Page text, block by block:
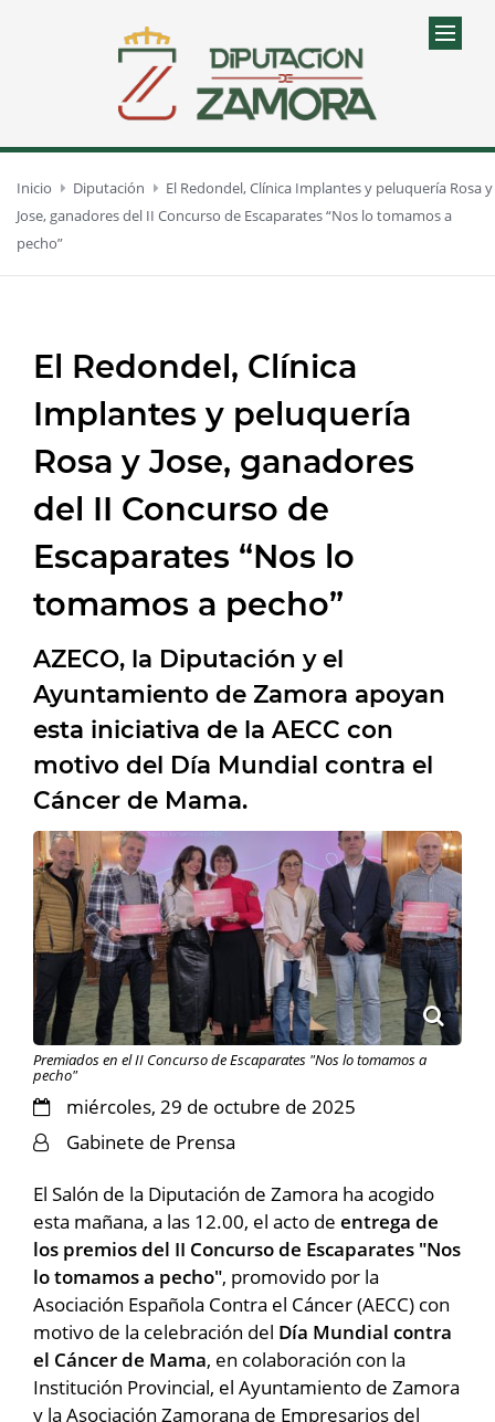
Inicio Diputación
El Redondel, Clínica Implantes y peluquería Rosa y
Jose, ganadores del II Concurso de Escaparates “Nos lo tomamos a
pecho”
El Redondel, Clínica
Implantes y peluquería
Rosa y Jose, ganadores
del II Concurso de
Escaparates “Nos lo
tomamos a pecho”
AZECO, la Diputación y el
Ayuntamiento de Zamora apoyan
esta iniciativa de la AECC con
motivo del Día Mundial contra el
Cáncer de Mama.
Premiados en el II Concurso de Escaparates "Nos lo tomamos a
pecho"
miércoles, 29 de octubre de 2025
Gabinete de Prensa
El Salón de la Diputación de Zamora ha acogido
esta mañana, a las 12.00, el acto de entrega de
los premios del II Concurso de Escaparates "Nos
lo tomamos a pecho", promovido por la
Asociación Española Contra el Cáncer (AECC) con
motivo de la celebración del Día Mundial contra
el Cáncer de Mama, en colaboración con la
Institución Provincial, el Ayuntamiento de Zamora
y la Asociación Zamorana de Empresarios del